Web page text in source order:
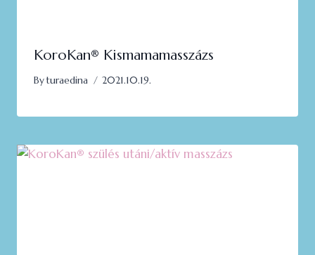
KoroKan® Kismamamasszázs
Byturaedina 2021.10.19.